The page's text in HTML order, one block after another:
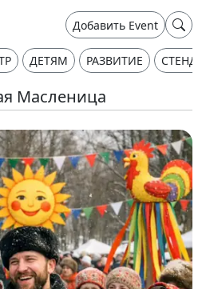
Добавить Event
ДЕТЯМ РАЗВИТИЕ
Масленица